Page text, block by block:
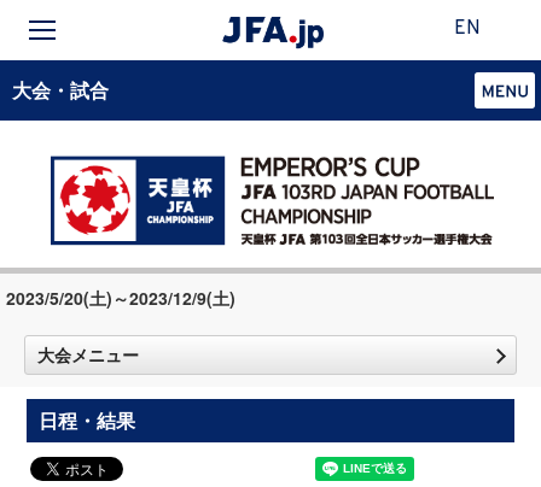
EN
大会・試合
2023/5/20(土)～2023/12/9(土)
大会メニュー
日程・結果